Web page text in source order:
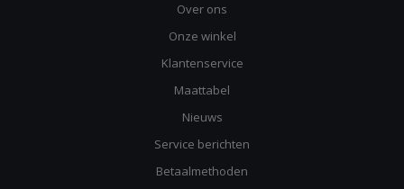
Over ons
Onze winkel
Klantenservice
Maattabel
Nieuws
Service berichten
Betaalmethoden